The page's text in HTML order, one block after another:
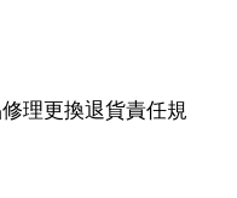
理更換退貨責任規